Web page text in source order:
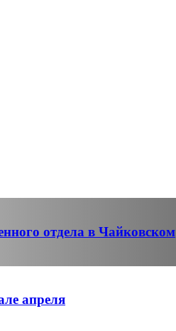
отдела в Чайковском
апреля